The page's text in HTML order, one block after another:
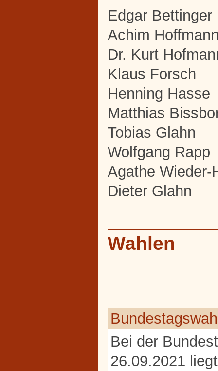
Edgar Bettinger
Achim
Dr. Kurt
Klaus Forsch
Henning Hasse
Matthias
Tobias Glahn
Wolfgang Rapp
Agathe Wieder-
Dieter Glahn
Wahlen
Bei der
26.09.2021